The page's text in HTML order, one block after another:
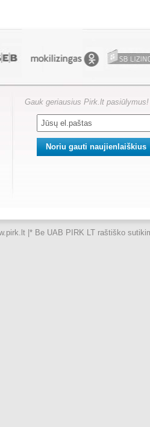
Gauk geriausius Pirk.lt pasiūlymus!
| * Be UAB PIRK LT raštiško